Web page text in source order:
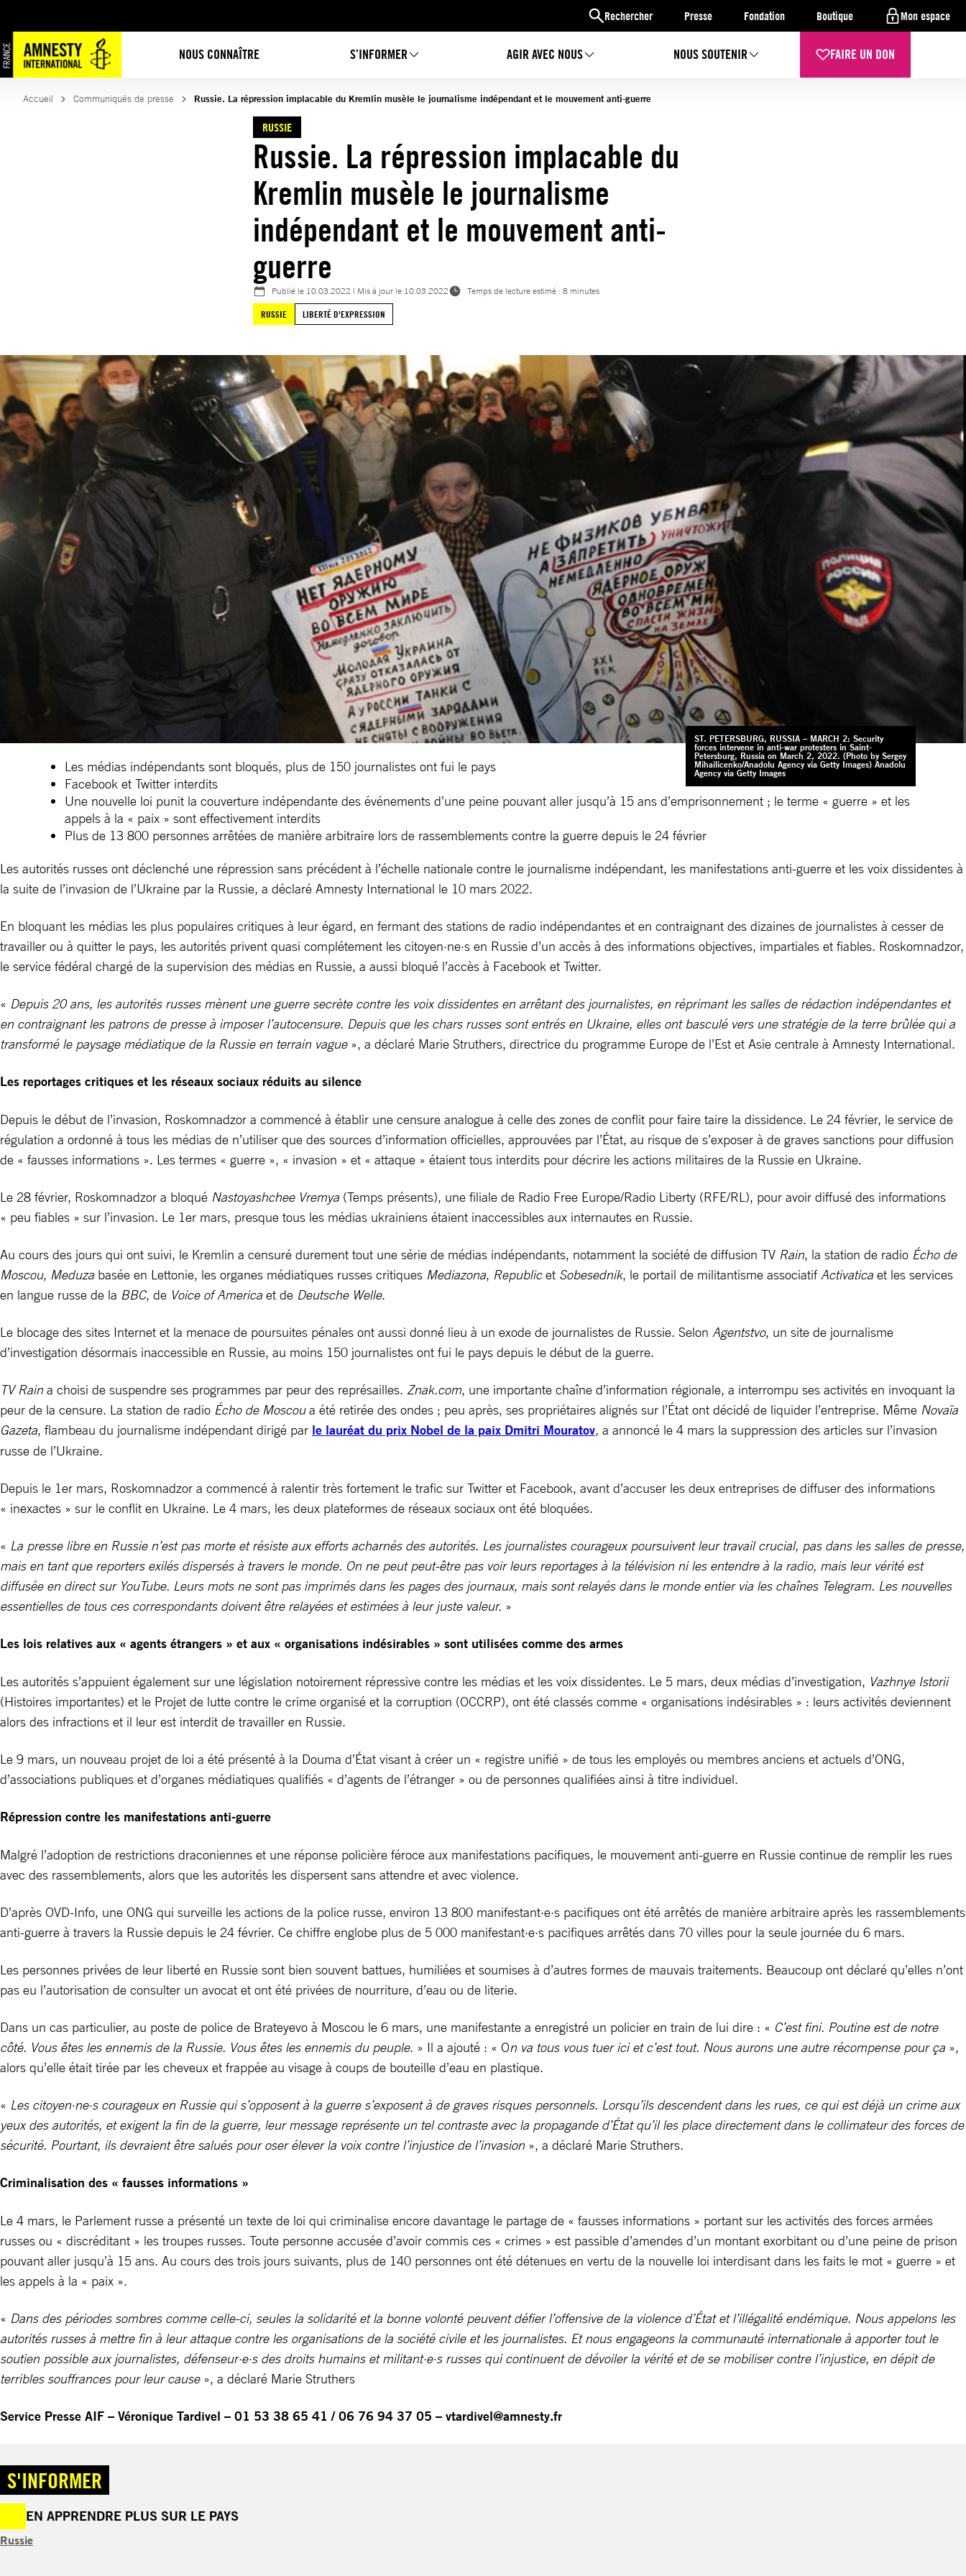
Rechercher Presse Fondation Boutique Mon espace
NOUS CONNAÎTRE S’INFORMER AGIR AVEC NOUS NOUS SOUTENIR FAIRE UN DON
au
contenu
Accueil Communiqués de presse Russie. La répression implacable du Kremlin musèle le journalisme indépendant et le mouvement anti-guerre
RUSSIE
Russie. La répression implacable du
Kremlin musèle le journalisme
indépendant et le mouvement anti-
guerre
Publié le 10.03.2022 | Mis à jour le 10.03.2022
Temps de lecture estimé : 8 minutes
RUSSIE
LIBERTÉ D'EXPRESSION
ST. PETERSBURG, RUSSIA – MARCH 2: Security
forces intervene in anti-war protesters in Saint-
Petersburg, Russia on March 2, 2022. (Photo by Sergey
Mihailicenko/Anadolu Agency via Getty Images) Anadolu
Agency via Getty Images
Les médias indépendants sont bloqués, plus de 150 journalistes ont fui le pays
Facebook et Twitter interdits
Une nouvelle loi punit la couverture indépendante des événements d’une peine pouvant aller jusqu’à 15 ans d’emprisonnement ; le terme « guerre » et les
appels à la « paix » sont effectivement interdits
Plus de 13 800 personnes arrêtées de manière arbitraire lors de rassemblements contre la guerre depuis le 24 février
Les autorités russes ont déclenché une répression sans précédent à l’échelle nationale contre le journalisme indépendant, les manifestations anti-guerre et les voix dissidentes à
la suite de l’invasion de l’Ukraine par la Russie, a déclaré Amnesty International le 10 mars 2022.
En bloquant les médias les plus populaires critiques à leur égard, en fermant des stations de radio indépendantes et en contraignant des dizaines de journalistes à cesser de
travailler ou à quitter le pays, les autorités privent quasi complétement les citoyen·ne·s en Russie d’un accès à des informations objectives, impartiales et fiables. Roskomnadzor,
le service fédéral chargé de la supervision des médias en Russie, a aussi bloqué l’accès à Facebook et Twitter.
« Depuis 20 ans, les autorités russes mènent une guerre secrète contre les voix dissidentes en arrêtant des journalistes, en réprimant les salles de rédaction indépendantes et
en contraignant les patrons de presse à imposer l’autocensure. Depuis que les chars russes sont entrés en Ukraine, elles ont basculé vers une stratégie de la terre brûlée qui a
transformé le paysage médiatique de la Russie en terrain vague », a déclaré Marie Struthers, directrice du programme Europe de l’Est et Asie centrale à Amnesty International.
Les reportages critiques et les réseaux sociaux réduits au silence
Depuis le début de l’invasion, Roskomnadzor a commencé à établir une censure analogue à celle des zones de conflit pour faire taire la dissidence. Le 24 février, le service de
régulation a ordonné à tous les médias de n’utiliser que des sources d’information officielles, approuvées par l’État, au risque de s’exposer à de graves sanctions pour diffusion
de « fausses informations ». Les termes « guerre », « invasion » et « attaque » étaient tous interdits pour décrire les actions militaires de la Russie en Ukraine.
Le 28 février, Roskomnadzor a bloqué Nastoyashchee Vremya (Temps présents), une filiale de Radio Free Europe/Radio Liberty (RFE/RL), pour avoir diffusé des informations
« peu fiables » sur l’invasion. Le 1er mars, presque tous les médias ukrainiens étaient inaccessibles aux internautes en Russie.
Au cours des jours qui ont suivi, le Kremlin a censuré durement tout une série de médias indépendants, notamment la société de diffusion TV Rain, la station de radio Écho de
Moscou, Meduza basée en Lettonie, les organes médiatiques russes critiques Mediazona, Republicet Sobesednik, le portail de militantisme associatif Activatica et les services
en langue russe de la BBC, de Voice of America et de Deutsche Welle.
Le blocage des sites Internet et la menace de poursuites pénales ont aussi donné lieu à un exode de journalistes de Russie. Selon Agentstvo, un site de journalisme
d’investigation désormais inaccessible en Russie, au moins 150 journalistes ont fui le pays depuis le début de la guerre.
TV Rain a choisi de suspendre ses programmes par peur des représailles. Znak.com, une importante chaîne d’information régionale, a interrompu ses activités en invoquant la
peur de la censure. La station de radio Écho de Moscoua été retirée des ondes ; peu après, ses propriétaires alignés sur l’État ont décidé de liquider l’entreprise. Même Novaïa
Gazeta, flambeau du journalisme indépendant dirigé par le lauréat du prix Nobel de la paix Dmitri Mouratov, a annoncé le 4 mars la suppression des articles sur l’invasion
russe de l’Ukraine.
Depuis le 1er mars, Roskomnadzor a commencé à ralentir très fortement le trafic sur Twitter et Facebook, avant d’accuser les deux entreprises de diffuser des informations
« inexactes » sur le conflit en Ukraine. Le 4 mars, les deux plateformes de réseaux sociaux ont été bloquées.
« La presse libre en Russie n’est pas morte et résiste aux efforts acharnés des autorités. Les journalistes courageux poursuivent leur travail crucial, pas dans les salles de presse,
mais en tant que reporters exilés dispersés à travers le monde. On ne peut peut-être pas voir leurs reportages à la télévision ni les entendre à la radio, mais leur vérité est
diffusée en direct sur YouTube. Leurs mots ne sont pas imprimés dans les pages des journaux, mais sont relayés dans le monde entier via les chaînes Telegram. Les nouvelles
essentielles de tous ces correspondants doivent être relayées et estimées à leur juste valeur. »
Les lois relatives aux « agents étrangers » et aux « organisations indésirables » sont utilisées comme des armes
Les autorités s’appuient également sur une législation notoirement répressive contre les médias et les voix dissidentes. Le 5 mars, deux médias d’investigation, Vazhnye Istorii
(Histoires importantes) et le Projet de lutte contre le crime organisé et la corruption (OCCRP), ont été classés comme « organisations indésirables » : leurs activités deviennent
alors des infractions et il leur est interdit de travailler en Russie.
Le 9 mars, un nouveau projet de loi a été présenté à la Douma d’État visant à créer un « registre unifié » de tous les employés ou membres anciens et actuels d’ONG,
d’associations publiques et d’organes médiatiques qualifiés « d’agents de l’étranger » ou de personnes qualifiées ainsi à titre individuel.
Répression contre les manifestations anti-guerre
Malgré l’adoption de restrictions draconiennes et une réponse policière féroce aux manifestations pacifiques, le mouvement anti-guerre en Russie continue de remplir les rues
avec des rassemblements, alors que les autorités les dispersent sans attendre et avec violence.
D’après OVD-Info, une ONG qui surveille les actions de la police russe, environ 13 800 manifestant·e·s pacifiques ont été arrêtés de manière arbitraire après les rassemblements
anti-guerre à travers la Russie depuis le 24 février. Ce chiffre englobe plus de 5 000 manifestant·e·s pacifiques arrêtés dans 70 villes pour la seule journée du 6 mars.
Les personnes privées de leur liberté en Russie sont bien souvent battues, humiliées et soumises à d’autres formes de mauvais traitements. Beaucoup ont déclaré qu’elles n’ont
pas eu l’autorisation de consulter un avocat et ont été privées de nourriture, d’eau ou de literie.
Dans un cas particulier, au poste de police de Brateyevo à Moscou le 6 mars, une manifestante a enregistré un policier en train de lui dire : « C’est fini. Poutine est de notre
côté. Vous êtes les ennemis de la Russie. Vous êtes les ennemis du peuple. » Il a ajouté : « On va tous vous tuer ici et c’est tout. Nous aurons une autre récompense pour ça »,
alors qu’elle était tirée par les cheveux et frappée au visage à coups de bouteille d’eau en plastique.
« Les citoyen·ne·s courageux en Russie qui s’opposent à la guerre s’exposent à de graves risques personnels. Lorsqu’ils descendent dans les rues, ce qui est déjà un crime aux
yeux des autorités, et exigent la fin de la guerre, leur message représente un tel contraste avec la propagande d’État qu’il les place directement dans le collimateur des forces de
sécurité. Pourtant, ils devraient être salués pour oser élever la voix contre l’injustice de l’invasion », a déclaré Marie Struthers.
Criminalisation des « fausses informations »
Le 4 mars, le Parlement russe a présenté un texte de loi qui criminalise encore davantage le partage de « fausses informations » portant sur les activités des forces armées
russes ou « discréditant » les troupes russes. Toute personne accusée d’avoir commis ces « crimes » est passible d’amendes d’un montant exorbitant ou d’une peine de prison
pouvant aller jusqu’à 15 ans. Au cours des trois jours suivants, plus de 140 personnes ont été détenues en vertu de la nouvelle loi interdisant dans les faits le mot « guerre » et
les appels à la « paix ».
« Dans des périodes sombres comme celle-ci, seules la solidarité et la bonne volonté peuvent défier l’offensive de la violence d’État et l’illégalité endémique. Nous appelons les
autorités russes à mettre fin à leur attaque contre les organisations de la société civile et les journalistes. Et nous engageons la communauté internationale à apporter tout le
soutien possible aux journalistes, défenseur·e·s des droits humains et militant·e·s russes qui continuent de dévoiler la vérité et de se mobiliser contre l’injustice, en dépit de
terribles souffrances pour leur cause », a déclaré Marie Struthers
Service Presse AIF – Véronique Tardivel – 01 53 38 65 41 / 06 76 94 37 05 – vtardivel@amnesty.fr
S'INFORMER
EN APPRENDRE PLUS SUR LE PAYS
Russie